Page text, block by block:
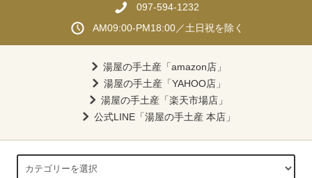
097-594-1232
AM09:00-PM18:00／土日祝を除く
湯屋の手土産「amazon店」
湯屋の手土産「YAHOO店」
湯屋の手土産「楽天市場店」
公式LINE「湯屋の手土産 本店」